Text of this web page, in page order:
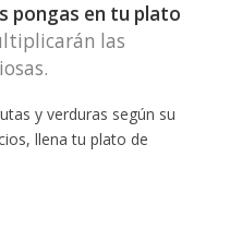
pongas en tu plato
las
y verduras según su
llena tu plato de